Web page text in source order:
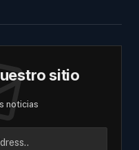
sitio
noticias